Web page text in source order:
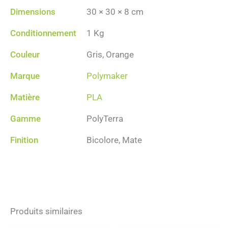
Dimensions 30 × 30 × 8 cm
Conditionnement 1 Kg
Couleur Gris, Orange
Marque Polymaker
Matière PLA
Gamme PolyTerra
Finition Bicolore, Mate
Produits similaires